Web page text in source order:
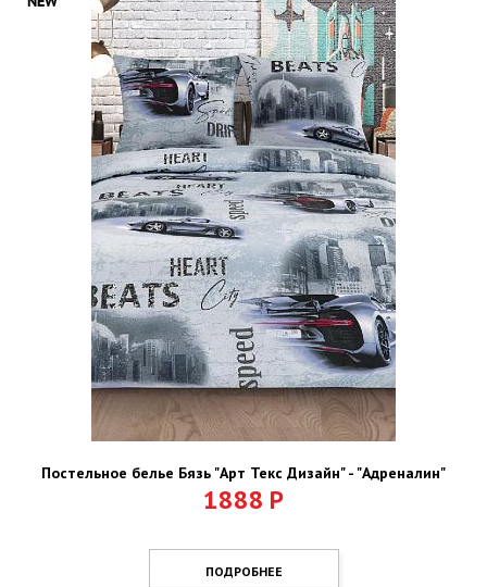
Постельное белье Бязь "Арт Текс Дизайн" - "Адреналин"
1888 Р
ПОДРОБНЕЕ